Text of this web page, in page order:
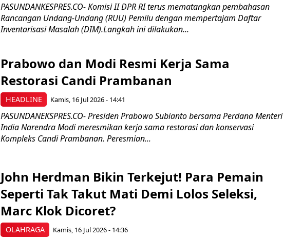
PASUNDANKESPRES.CO- Komisi II DPR RI terus mematangkan pembahasan
Rancangan Undang-Undang (RUU) Pemilu dengan mempertajam Daftar
Inventarisasi Masalah (DIM).Langkah ini dilakukan...
HEADLINE
Prabowo dan Modi Resmi Kerja Sama
Restorasi Candi Prambanan
Kamis, 16 Jul 2026 - 14:41
PASUNDANEKSPRES.CO- Presiden Prabowo Subianto bersama Perdana Menteri
India Narendra Modi meresmikan kerja sama restorasi dan konservasi
Kompleks Candi Prambanan. Peresmian...
OLAHRAGA
John Herdman Bikin Terkejut! Para Pemain
Seperti Tak Takut Mati Demi Lolos Seleksi,
Marc Klok Dicoret?
Kamis, 16 Jul 2026 - 14:36